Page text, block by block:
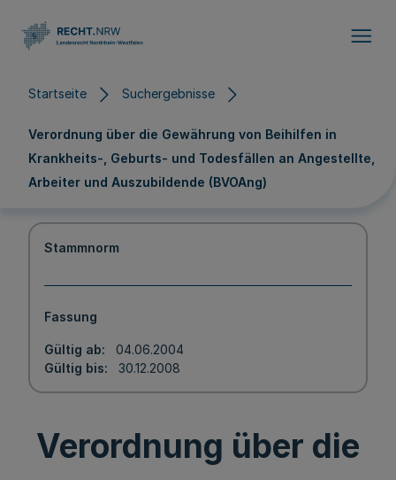
Startseite Suchergebnisse
Verordnung über die Gewährung von Beihilfen in
Krankheits-, Geburts- und Todesfällen an Angestellte,
Arbeiter und Auszubildende (BVOAng)
Stammnorm
Fassung
Gültig ab
04.06.2004
Gültig bis
30.12.2008
Verordnung über die